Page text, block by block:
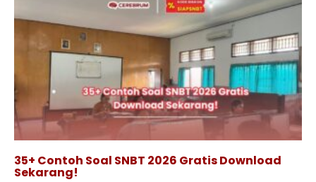
35+ Contoh Soal SNBT 2026 Gratis Download
Sekarang!